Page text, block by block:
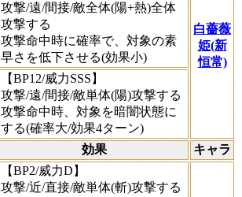
白薔薇
姫(新
恒常)
攻撃/遠/間接/敵全体(陽+熱)全体
攻撃する
攻撃命中時に確率で、対象の素
早さを低下させる(効果小)
【BP12/威力SSS】
攻撃/遠/間接/敵単体(陽)攻撃する
攻撃命中時、対象を暗闇状態に
する(確率大/効果4ターン)
効果 キャラ
【BP2/威力D】
攻撃/近/直接/敵単体(斬)攻撃する